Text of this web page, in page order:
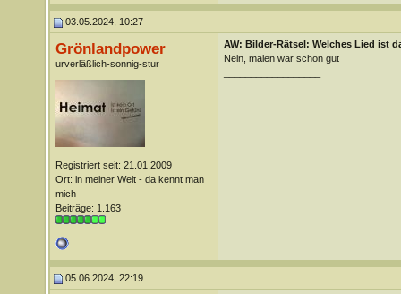
03.05.2024, 10:27
Grönlandpower
urverläßlich-sonnig-stur
Registriert seit: 21.01.2009
Ort: in meiner Welt - da kennt man
mich
Beiträge: 1.163
AW: Bilder-Rätsel: Welches Lied ist
Nein, malen war schon gut
05.06.2024, 22:19